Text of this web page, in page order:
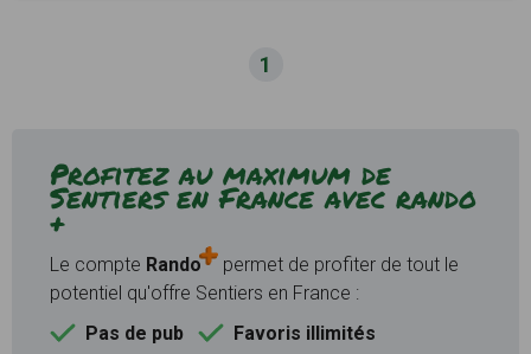
1
Profitez au maximum de
Sentiers en France avec rando
+
Le compte Rando
permet de profiter de tout le
potentiel qu'offre Sentiers en France :
Pas de pub
Favoris illimités